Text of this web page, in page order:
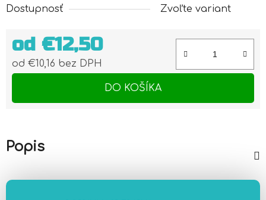
Dostupnosť Zvoľte variant
od €12,50
od €10,16 bez DPH
DO KOŠÍKA
Popis